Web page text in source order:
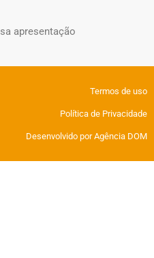
apresentação
Termos de uso
Política de Privacidade
Desenvolvido por Agência DOM